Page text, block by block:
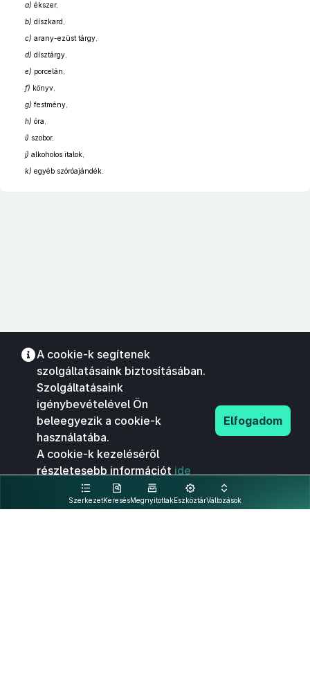
a) ékszer,
b) díszkard,
c) arany-ezüst tárgy,
d) dísztárgy,
e) porcelán,
f) könyv,
g) festmény,
h) óra,
i) szobor,
j) alkoholos italok,
k) egyéb szóróajándék.
SzerkezetKeresésMegnyitottakEszköztárVáltozások
A cookie-k segítenek
szolgáltatásaink biztosításában.
Szolgáltatásaink
igénybevételével Ön
beleegyezik a cookie-k
használatába.
A cookie-k kezeléséről
részletesebb információt ide
kattintva olvashat.
Elfogadom